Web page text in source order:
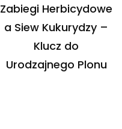
Zabiegi Herbicydowe
a Siew Kukurydzy –
Klucz do
Urodzajnego Plonu